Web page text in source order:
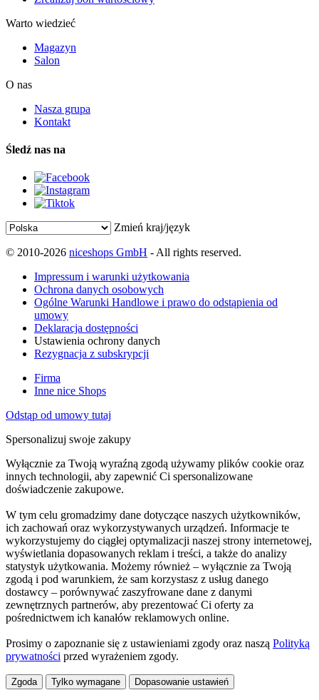
Warto wiedzieć
Magazyn
Salon
O nas
Nasza grupa
Kontakt
Śledź nas na
Zmień kraj/język
© 2010-2026 niceshops GmbH - All rights reserved.
Impressum i warunki użytkowania
Ochrona danych osobowych
Ogólne Warunki Handlowe i prawo do odstąpienia od
umowy
Deklaracja dostępności
Ustawienia ochrony danych
Rezygnacja z subskrypcji
Firma
Inne nice Shops
Odstąp od umowy tutaj
Spersonalizuj swoje zakupy
Wyłącznie za Twoją wyraźną zgodą używamy plików cookie oraz
innych technologii, aby zapewnić Ci spersonalizowane
doświadczenie zakupowe.
W tym celu gromadzimy dane dotyczące naszych użytkowników,
ich zachowań oraz wykorzystywanych urządzeń. Informacje te
wykorzystujemy do ciągłej optymalizacji naszej strony internetowej,
wyświetlania dopasowanych reklam i treści, a także do analizy
statystyk użytkowania. Możemy również – wyłącznie za Twoją
zgodą i pod warunkiem, że sam korzystasz z usług danego
dostawcy – porównywać zaszyfrowane dane z danymi
zewnętrznych partnerów, aby prezentować Ci oferty za
pośrednictwem ich kanałów reklamowych online.
Prosimy o zapoznanie się z ustawieniami zgody oraz naszą Polityką
prywatności przed wyrażeniem zgody.
Zgoda Tylko wymagane Dopasowanie ustawień